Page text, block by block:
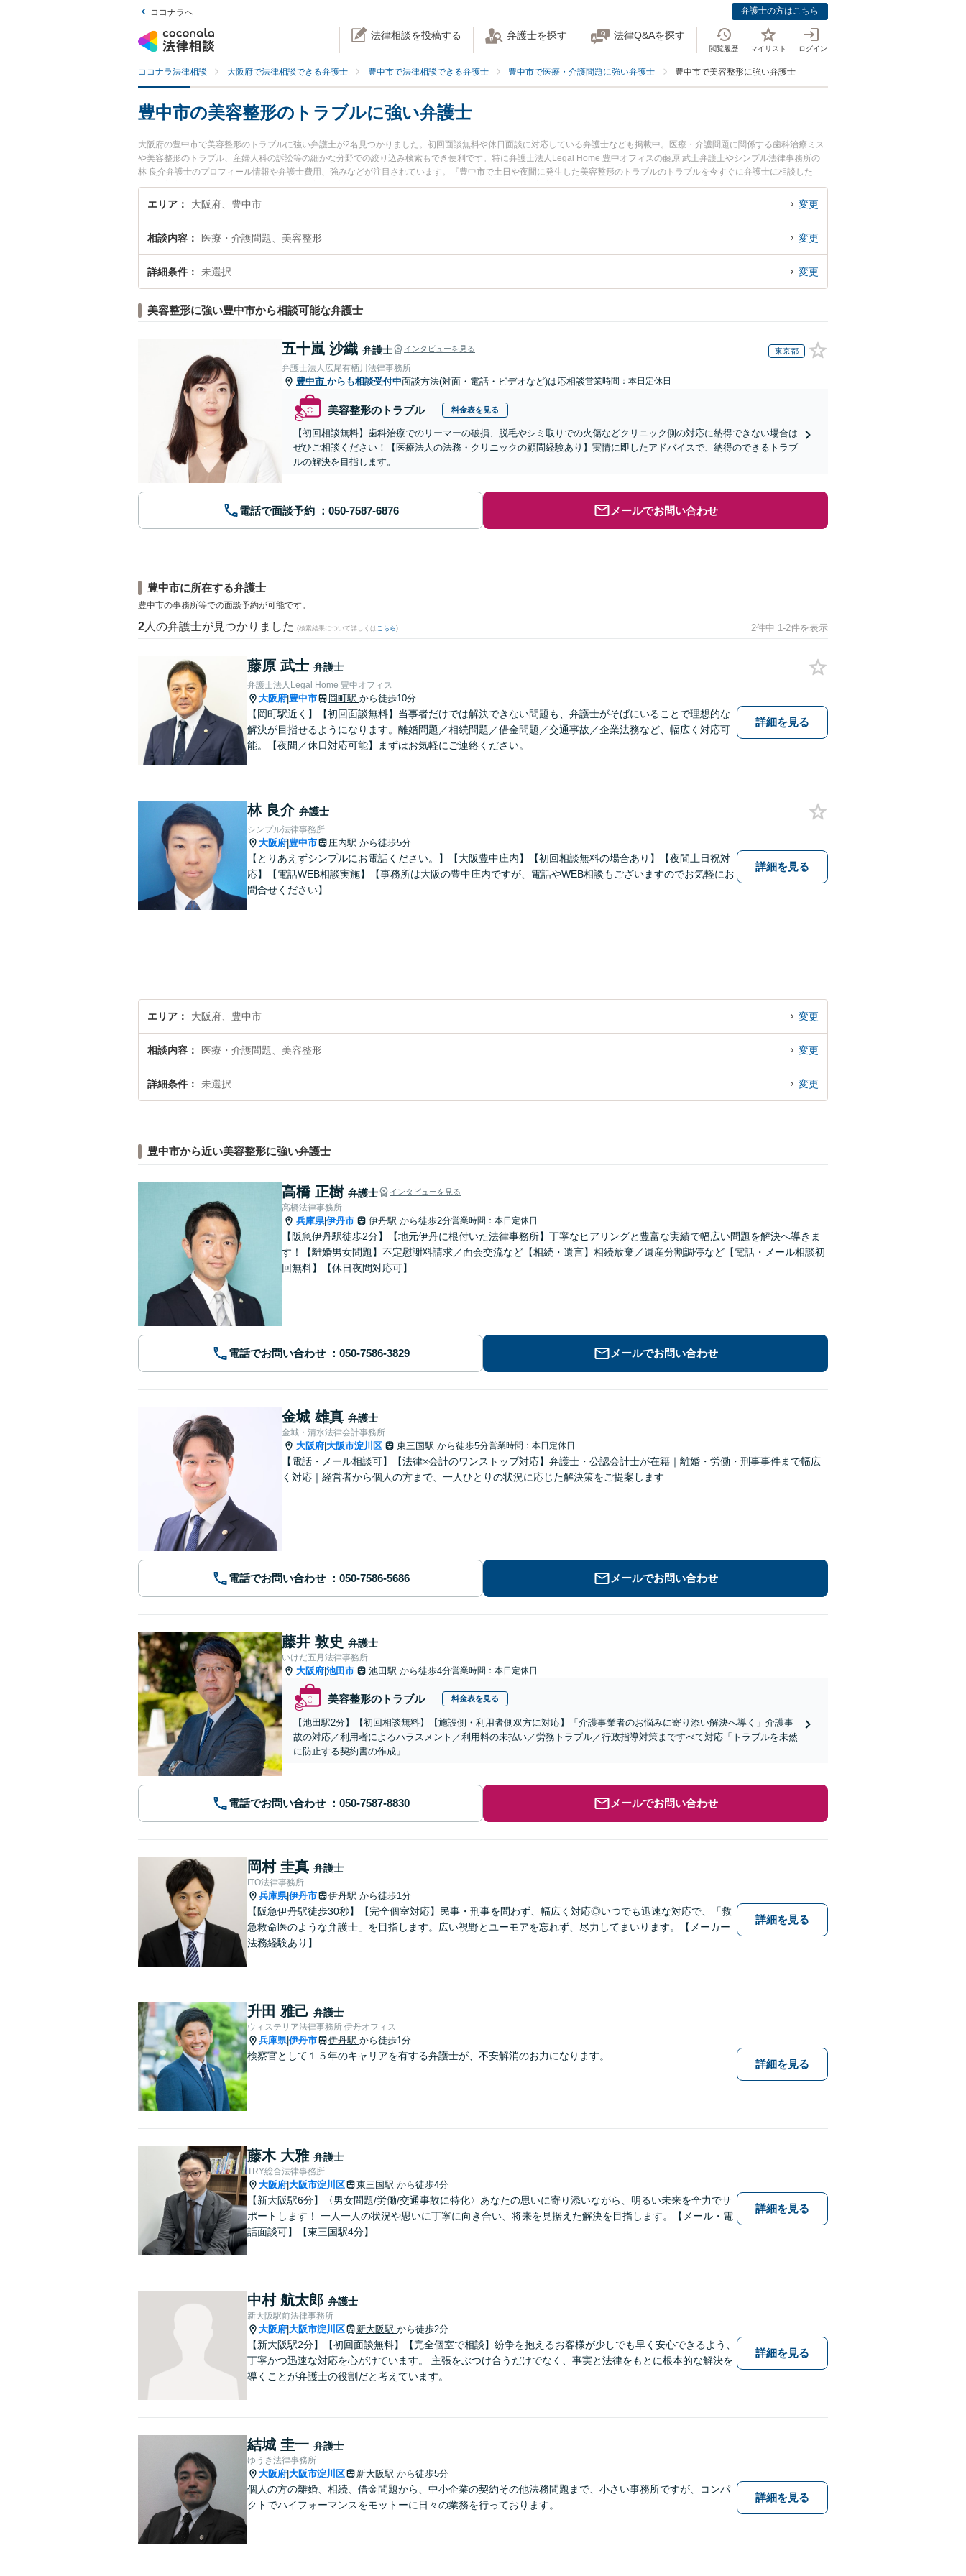
ココナラへ 弁護士の方はこちら
法律相談を投稿する 弁護士を探す 法律Q&Aを探す
閲覧履歴 マイリスト ログイン
ココナラ法律相談 大阪府で法律相談できる弁護士 豊中市で法律相談できる弁護士 豊中市で医療・介護問題に強い弁護士 豊中市で美容整形に強い弁護士
豊中市の美容整形のトラブルに強い弁護士
大阪府の豊中市で美容整形のトラブルに強い弁護士が2名見つかりました。初回面談無料や休日面談に対応している弁護士なども掲載中。医療・介護問題に関係する歯科治療ミス
や美容整形のトラブル、産婦人科の訴訟等の細かな分野での絞り込み検索もでき便利です。特に弁護士法人Legal Home 豊中オフィスの藤原 武士弁護士やシンプル法律事務所の
林 良介弁護士のプロフィール情報や弁護士費用、強みなどが注目されています。『豊中市で土日や夜間に発生した美容整形のトラブルのトラブルを今すぐに弁護士に相談した
い』『美容整形のトラブルのトラブル解決の実績豊富な近くの弁護士を検索したい』『初回相談無料で美容整形のトラブルを法律相談できる豊中市内の弁護士に相談予約したい』
などでお困りの相談者さんにおすすめです。
エリア 大阪府、豊中市 変更
相談内容 医療・介護問題、美容整形 変更
詳細条件 未選択 変更
美容整形に強い豊中市から相談可能な弁護士
五十嵐 沙織 弁護士 インタビューを見る 東京都
弁護士法人広尾有栖川法律事務所
豊中市 からも相談受付中面談方法(対面・電話・ビデオなど)は応相談営業時間：本日定休日
美容整形のトラブル 料金表を見る
【初回相談無料】歯科治療でのリーマーの破損、脱毛やシミ取りでの火傷などクリニック側の対応に納得できない場合は
ぜひご相談ください！【医療法人の法務・クリニックの顧問経験あり】実情に即したアドバイスで、納得のできるトラブ
ルの解決を目指します。
電話で面談予約 メールでお問い合わせ
豊中市に所在する弁護士
豊中市の事務所等での面談予約が可能です。
2 人の弁護士が見つかりました (検索結果について詳しくは こちら) 2件中 1-2件を表示
藤原 武士 弁護士
弁護士法人Legal Home 豊中オフィス
大阪府|豊中市 岡町駅 から徒歩10分
【岡町駅近く】【初回面談無料】当事者だけでは解決できない問題も、弁護士がそばにいることで理想的な
解決が目指せるようになります。離婚問題／相続問題／借金問題／交通事故／企業法務など、幅広く対応可
能。【夜間／休日対応可能】まずはお気軽にご連絡ください。
詳細を見る
林 良介 弁護士
シンプル法律事務所
大阪府|豊中市 庄内駅 から徒歩5分
【とりあえずシンプルにお電話ください。】【大阪豊中庄内】【初回相談無料の場合あり】【夜間土日祝対
応】【電話WEB相談実施】【事務所は大阪の豊中庄内ですが、電話やWEB相談もございますのでお気軽にお
問合せください】
詳細を見る
エリア 大阪府、豊中市 変更
相談内容 医療・介護問題、美容整形 変更
詳細条件 未選択 変更
豊中市から近い美容整形に強い弁護士
高橋 正樹 弁護士 インタビューを見る
高橋法律事務所
兵庫県|伊丹市 伊丹駅 から徒歩2分営業時間：本日定休日
【阪急伊丹駅徒歩2分】【地元伊丹に根付いた法律事務所】丁寧なヒアリングと豊富な実績で幅広い問題を解決へ導きま
す！【離婚男女問題】不定慰謝料請求／面会交流など【相続・遺言】相続放棄／遺産分割調停など【電話・メール相談初
回無料】【休日夜間対応可】
電話でお問い合わせ メールでお問い合わせ
金城 雄真 弁護士
金城・清水法律会計事務所
大阪府 大阪市淀川区 東三国駅 から徒歩5分営業時間：本日定休日
【電話・メール相談可】【法律×会計のワンストップ対応】弁護士・公認会計士が在籍｜離婚・労働・刑事事件まで幅広
く対応｜経営者から個人の方まで、一人ひとりの状況に応じた解決策をご提案します
電話でお問い合わせ メールでお問い合わせ
藤井 敦史 弁護士
いけだ五月法律事務所
大阪府 池田市 池田駅 から徒歩4分営業時間：本日定休日
美容整形のトラブル 料金表を見る
【池田駅2分】【初回相談無料】【施設側・利用者側双方に対応】「介護事業者のお悩みに寄り添い解決へ導く」介護事
故の対応／利用者によるハラスメント／利用料の未払い／労務トラブル／行政指導対策まですべて対応「トラブルを未然
に防止する契約書の作成」
電話でお問い合わせ メールでお問い合わせ
岡村 圭真 弁護士
ITO法律事務所
兵庫県|伊丹市 伊丹駅 から徒歩1分
【阪急伊丹駅徒歩30秒】【完全個室対応】民事・刑事を問わず、幅広く対応◎いつでも迅速な対応で、「救
急救命医のような弁護士」を目指します。広い視野とユーモアを忘れず、尽力してまいります。【メーカー
法務経験あり】
詳細を見る
升田 雅己 弁護士
ウィステリア法律事務所 伊丹オフィス
兵庫県|伊丹市 伊丹駅 から徒歩1分
検察官として１５年のキャリアを有する弁護士が、不安解消のお力になります。
詳細を見る
藤木 大雅 弁護士
TRY総合法律事務所
大阪府 大阪市淀川区 東三国駅 から徒歩4分
【新大阪駅6分】〈男女問題/労働/交通事故に特化〉あなたの思いに寄り添いながら、明るい未来を全力でサ
ポートします！ 一人一人の状況や思いに丁寧に向き合い、将来を見据えた解決を目指します。【メール・電
話面談可】【東三国駅4分】
詳細を見る
中村 航太郎 弁護士
新大阪駅前法律事務所
大阪府 大阪市淀川区 新大阪駅 から徒歩2分
【新大阪駅2分】【初回面談無料】【完全個室で相談】紛争を抱えるお客様が少しでも早く安心できるよう、
丁寧かつ迅速な対応を心がけています。 主張をぶつけ合うだけでなく、事実と法律をもとに根本的な解決を
導くことが弁護士の役割だと考えています。
詳細を見る
結城 圭一 弁護士
ゆうき法律事務所
大阪府 大阪市淀川区 新大阪駅 から徒歩5分
個人の方の離婚、相続、借金問題から、中小企業の契約その他法務問題まで、小さい事務所ですが、コンパ
クトでハイフォーマンスをモットーに日々の業務を行っております。
詳細を見る